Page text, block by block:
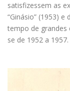
satisfizessem as
“Ginásio” (1953) e
tempo de grandes
se de 1952 a 1957.